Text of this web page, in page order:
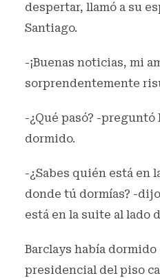
despertar, llamó a su
Santiago.
-¡Buenas noticias, mi
sorprendentemente
-¿Qué pasó? -preguntó
dormido.
-¿Sabes quién está en
donde tú dormías? -
está en la suite al lado
Barclays había
presidencial del piso